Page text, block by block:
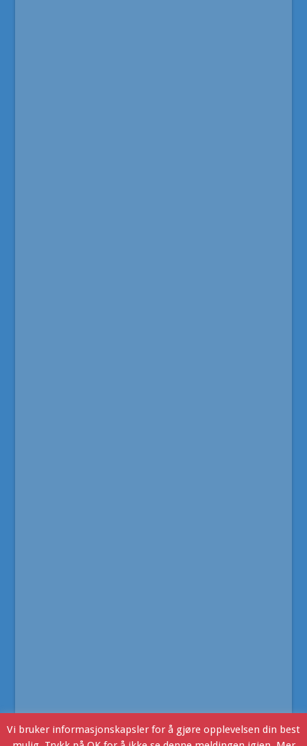
Vi bruker informasjonskapsler for å gjøre opplevelsen din best